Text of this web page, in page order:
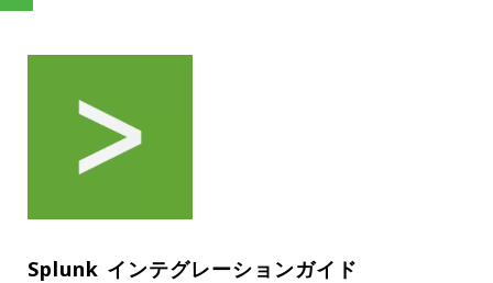
Splunk インテグレーションガイド